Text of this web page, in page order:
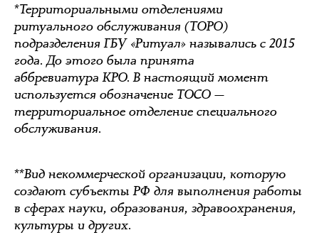
*Территориальными отделениями
ритуального обслуживания (ТОРО)
подразделения ГБУ «Ритуал» назывались с 2015
года. До этого была принята
аббревиатура КРО. В настоящий момент
используется обозначение ТОСО —
территориальное отделение специального
обслуживания.
**Вид некоммерческой организации, которую
создают субъекты РФ для выполнения работы
в сферах науки, образования, здравоохранения,
культуры и других.